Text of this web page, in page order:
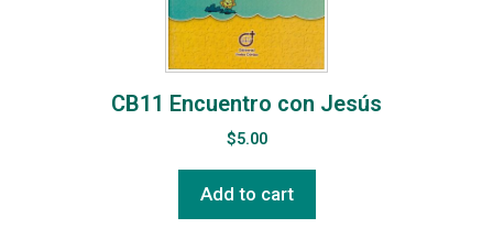
CB11 Encuentro con Jesús
$5.00
Add to cart